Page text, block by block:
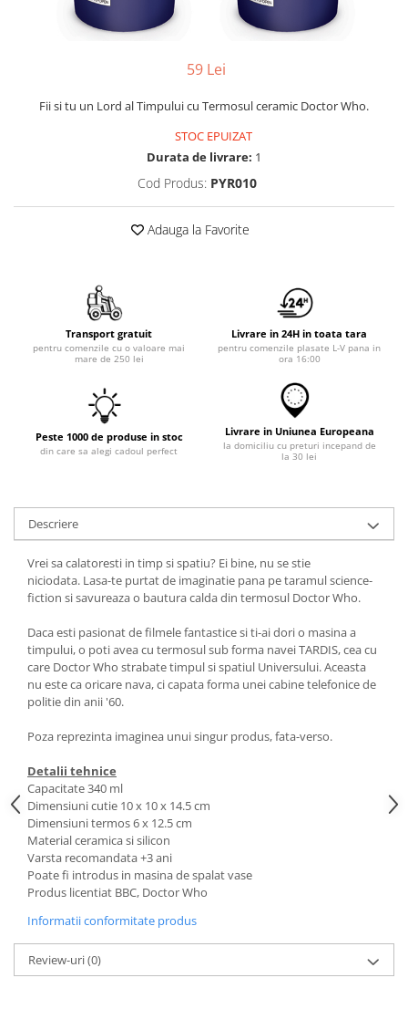
59 Lei
Fii si tu un Lord al Timpului cu Termosul ceramic Doctor Who.
STOC EPUIZAT
Durata de livrare: 1
Cod Produs: PYR010
Adauga la Favorite
Transport gratuit
pentru comenzile cu o valoare mai
mare de 250 lei
Livrare in 24H in toata tara
pentru comenzile plasate L-V pana in
ora 16:00
Peste 1000 de produse in stoc
din care sa alegi cadoul perfect
Livrare in Uniunea Europeana
la domiciliu cu preturi incepand de
la 30 lei
Descriere
Vrei sa calatoresti in timp si spatiu? Ei bine, nu se stie
niciodata. Lasa-te purtat de imaginatie pana pe taramul science-
fiction si savureaza o bautura calda din termosul Doctor Who.
Daca esti pasionat de filmele fantastice si ti-ai dori o masina a
timpului, o poti avea cu termosul sub forma navei TARDIS, cea cu
care Doctor Who strabate timpul si spatiul Universului. Aceasta
nu este ca oricare nava, ci capata forma unei cabine telefonice de
politie din anii '60.
Poza reprezinta imaginea unui singur produs, fata-verso.
Detalii tehnice
Capacitate 340 ml
Dimensiuni cutie 10 x 10 x 14.5 cm
Dimensiuni termos 6 x 12.5 cm
Material ceramica si silicon
Varsta recomandata +3 ani
Poate fi introdus in masina de spalat vase
Produs licentiat BBC, Doctor Who
Informatii conformitate produs
Review-uri(0)